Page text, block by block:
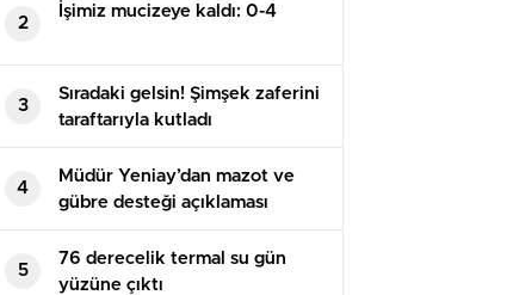
2
İşimiz mucizeye kaldı: 0-4
3
Sıradaki gelsin! Şimşek zaferini
taraftarıyla kutladı
4
Müdür Yeniay’dan mazot ve
gübre desteği açıklaması
5
76 derecelik termal su gün
yüzüne çıktı